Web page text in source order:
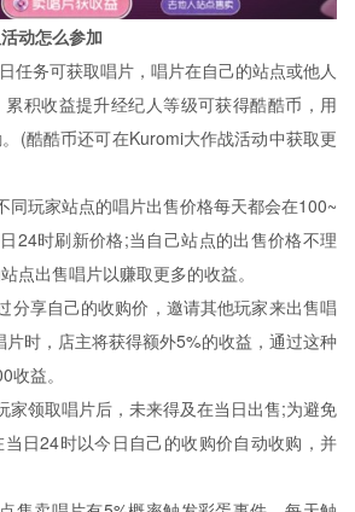
动怎么参加
任务可获取唱片，唱片在自己的站点或他人
积收益提升经纪人等级可获得酷酷币，用
(酷酷币还可在Kuromi大作战活动中获取更
同玩家站点的唱片出售价格每天都会在100~
24时刷新价格;当自己站点的出售价格不理
点出售唱片以赚取更多的收益。
分享自己的收购价，邀请其他玩家来出售唱
片时，店主将获得额外5%的收益，通过这种
益。
家领取唱片后，未来得及在当日出售;为避免
日24时以今日自己的收购价自动收购，并